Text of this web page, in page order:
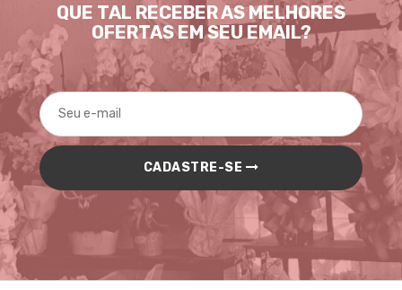
QUE TAL RECEBER AS MELHORES
OFERTAS EM SEU EMAIL?
CADASTRE-SE